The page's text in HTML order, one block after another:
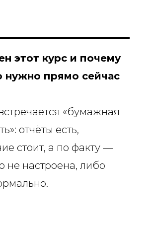
этот курс и почему
нужно прямо сейчас
«бумажная
отчёты есть,
стоит, а по факту —
не настроена, либо